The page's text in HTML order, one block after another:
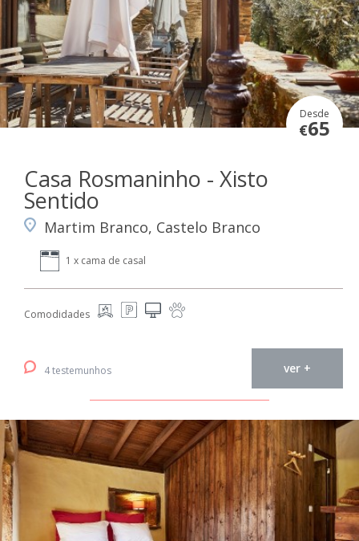
Desde
€65
Casa Rosmaninho - Xisto
Sentido
Martim Branco, Castelo Branco
1 x cama de casal
Comodidades
4 testemunhos ver +